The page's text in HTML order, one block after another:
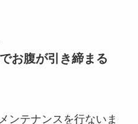
お腹が引き締まる
ンテナンスを行ないま